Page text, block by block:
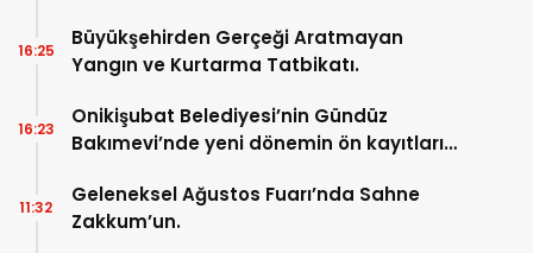
Büyükşehirden Gerçeği Aratmayan
Yangın ve Kurtarma Tatbikatı.
16:25
Onikişubat Belediyesi’nin Gündüz
Bakımevi’nde yeni dönemin ön kayıtları
16:23
Geleneksel Ağustos Fuarı’nda Sahne
Zakkum’un.
11:32